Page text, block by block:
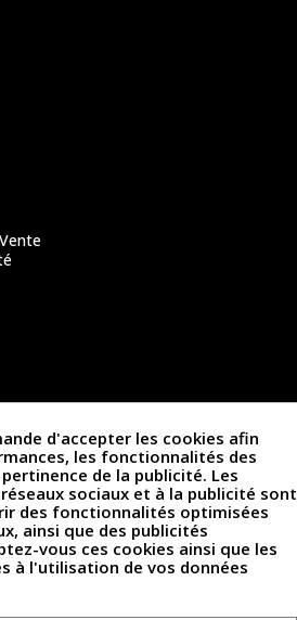
- Une création Quatrys 💙
d'accepter les cookies afin
les fonctionnalités des
de la publicité. Les
sociaux et à la publicité sont
des fonctionnalités optimisées
ainsi que des publicités
vous ces cookies ainsi que les
à l'utilisation de vos données